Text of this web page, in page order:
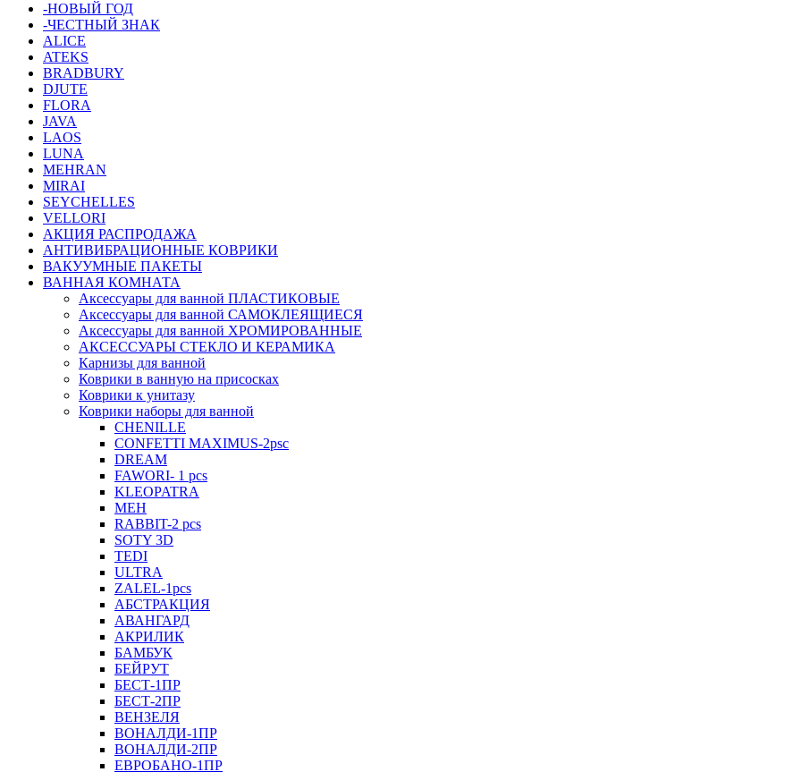
-НОВЫЙ ГОД
-ЧЕСТНЫЙ ЗНАК
ALICE
ATEKS
BRADBURY
DJUTE
FLORA
JAVA
LAOS
LUNA
MEHRAN
MIRAI
SEYCHELLES
VELLORI
АКЦИЯ РАСПРОДАЖА
АНТИВИБРАЦИОННЫЕ КОВРИКИ
ВАКУУМНЫЕ ПАКЕТЫ
ВАННАЯ КОМНАТА
Аксессуары для ванной ПЛАСТИКОВЫЕ
Аксессуары для ванной САМОКЛЕЯЩИЕСЯ
Аксессуары для ванной ХРОМИРОВАННЫЕ
АКСЕССУАРЫ СТЕКЛО И КЕРАМИКА
Карнизы для ванной
Коврики в ванную на присосках
Коврики к унитазу
Коврики наборы для ванной
CHENILLE
CONFETTI MAXIMUS-2psc
DREAM
FAWORI- 1 pcs
KLEOPATRA
MEH
RABBIT-2 pcs
SOTY 3D
TEDI
ULTRA
ZALEL-1pcs
АБСТРАКЦИЯ
АВАНГАРД
АКРИЛИК
БАМБУК
БЕЙРУТ
БЕСТ-1ПР
БЕСТ-2ПР
ВЕНЗЕЛЯ
ВОНАЛДИ-1ПР
ВОНАЛДИ-2ПР
ЕВРОБАНО-1ПР